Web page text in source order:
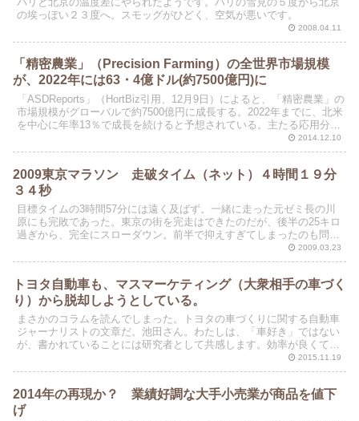
の埃っぽい２３度へ。スモッグがひどく、空気が悪いです。
2008.04.11
「精密農業」（Precision Farming）の全世界市場規模
が、2022年には63・4億ドル(約7500億円)に
「ASDReports」（HortBiz引用、12月9日）によると、「精密農業」の
市場規模がグローバルで約7500億円に成長する。2022年までに、北米
を中心に年率13％で成長を続けると予想されている。主たる応用分野
2014.12.10
2009東京マラソン 走破タイム（ネット）４時間１９分
３４秒
目標タイムの3時間57分には遠く及ばず。一緒に走った元ゼミ長の川
原にも完敗であった。東京の街を完走はできたのだが、後半の25キロ
過ぎから、完全にスローダウン。前半で抑えすぎてしまったのも問題
2009.03.23
トヨタ自動車も、マスマーケティング（大衆相手の車づく
り）から脱却しようとしている。
まさかのコラムを読んでしまった。トヨタの車づくりに関する自動車
ジャーナリストの文章だ。池田さん。わたしは、「車好き」ではない
が、書かれていることには研究者として共感します。効率が良くて儲
2015.11.19
2014年の再現か？ 業績好調な大手小売業が商品を値下
げ